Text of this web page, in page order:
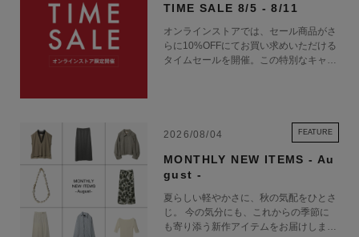
TIME SALE 8/5 - 8/11
オンラインストアでは、セール商品がさ
らに10%OFFにてお買い求めいただける
タイムセールを開催。この特別なキャン
2026/08/04 FEATURE
MONTHLY NEW ITEMS - Au
gust -
夏らしい軽やかさに、秋の気配をひとさ
じ。 今の気分にも、これからの季節に
も寄り添う新作アイテムをお届けしま